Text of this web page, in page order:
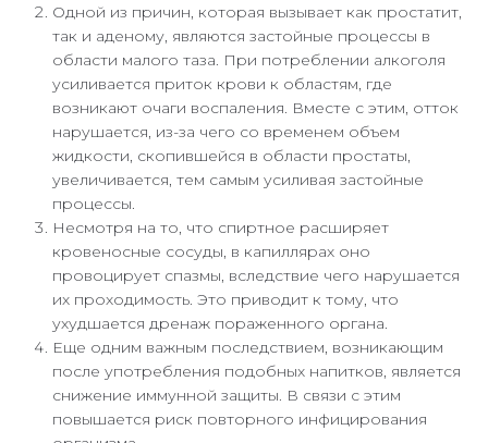
Одной из причин, которая вызывает как простатит,
так и аденому, являются застойные процессы в
области малого таза. При потреблении алкоголя
усиливается приток крови к областям, где
возникают очаги воспаления. Вместе с этим, отток
нарушается, из-за чего со временем объем
жидкости, скопившейся в области простаты,
увеличивается, тем самым усиливая застойные
процессы.
Несмотря на то, что спиртное расширяет
кровеносные сосуды, в капиллярах оно
провоцирует спазмы, вследствие чего нарушается
их проходимость. Это приводит к тому, что
ухудшается дренаж пораженного органа.
Еще одним важным последствием, возникающим
после употребления подобных напитков, является
снижение иммунной защиты. В связи с этим
повышается риск повторного инфицирования